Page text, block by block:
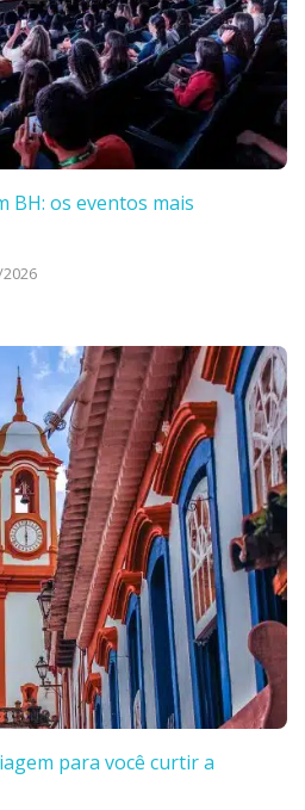
BH: os eventos mais
para você curtir a